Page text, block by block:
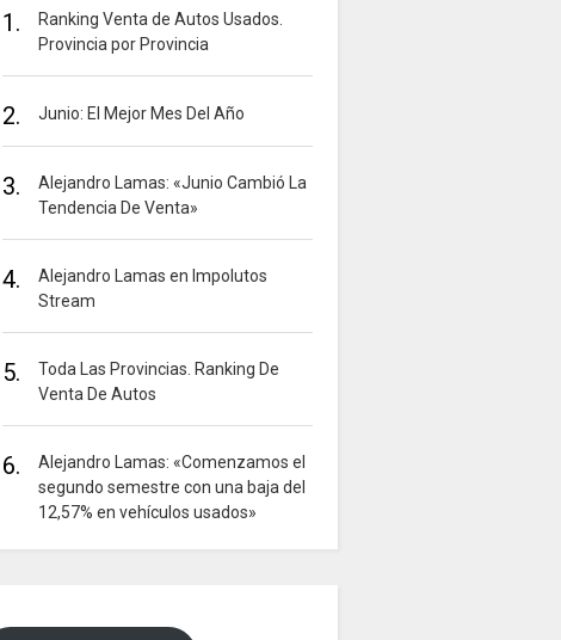
1.
Ranking Venta de Autos Usados.
Provincia por Provincia
2. Junio: El Mejor Mes Del Año
3.
Alejandro Lamas: «Junio Cambió La
Tendencia De Venta»
4.
Alejandro Lamas en Impolutos
Stream
5.
Toda Las Provincias. Ranking De
Venta De Autos
6.
Alejandro Lamas: «Comenzamos el
segundo semestre con una baja del
12,57% en vehículos usados»